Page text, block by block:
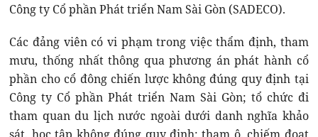
Công ty Cổ phần Phát triển Nam Sài Gòn (SADECO).
Các đảng viên có vi phạm trong việc thẩm định, tham
mưu, thống nhất thông qua phương án phát hành cổ
phần cho cổ đông chiến lược không đúng quy định tại
Công ty Cổ phần Phát triển Nam Sài Gòn; tổ chức đi
tham quan du lịch nước ngoài dưới danh nghĩa khảo